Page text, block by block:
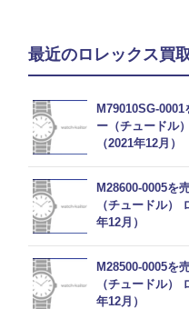
最近のロレックス買
M79010SG-
ー（チュードル
（2021年12月）
M28600-0005を
（チュードル）
年12月）
M28500-0005を
（チュードル）
年12月）